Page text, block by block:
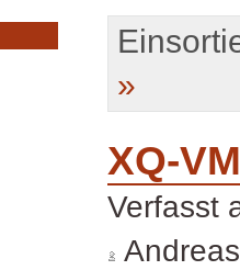
»
XQ-
Verfasst